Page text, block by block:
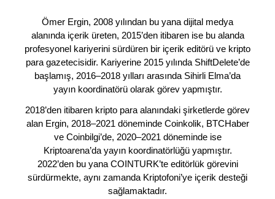
Ömer Ergin, 2008 yılından bu yana dijital medya
alanında içerik üreten, 2015’den itibaren ise bu alanda
profesyonel kariyerini sürdüren bir içerik editörü ve kripto
para gazetecisidir. Kariyerine 2015 yılında ShiftDelete’de
başlamış, 2016–2018 yılları arasında Sihirli Elma’da
yayın koordinatörü olarak görev yapmıştır.
2018’den itibaren kripto para alanındaki şirketlerde görev
alan Ergin, 2018–2021 döneminde Coinkolik, BTCHaber
ve Coinbilgi’de, 2020–2021 döneminde ise
Kriptoarena’da yayın koordinatörlüğü yapmıştır.
2022’den bu yana COINTURK’te editörlük görevini
sürdürmekte, aynı zamanda Kriptofoni’ye içerik desteği
sağlamaktadır.